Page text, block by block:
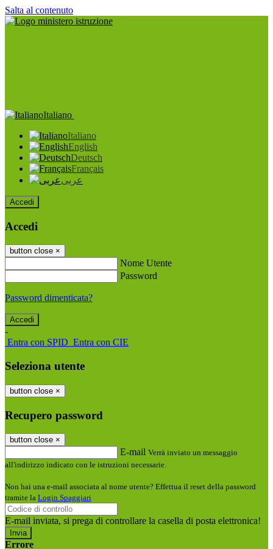
Salta al contenuto
Italiano
Italiano
English
Deutsch
Français
عربى
Accedi
Accedi
button close ×
Nome Utente
Password
Password dimenticata?
-
Entra con SPID Entra con CIE
Seleziona utente
button close ×
Recupero password
button close ×
E-mail Verrà inviato un messaggio
all'indirizzo indicato con le istruzioni necessarie.
Non hai una e-mail associata al nome utente? Effettua il reset della password
tramite la Login Spaggiari
E-mail inviata, si prega di controllare la casella di posta elettronica!
Errore